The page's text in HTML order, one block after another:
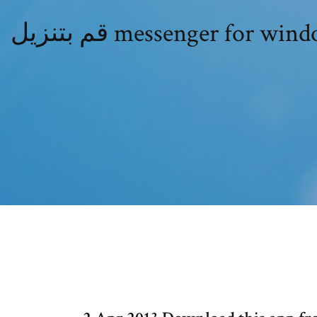
قم بتنزيل messenger for windows phone # q = قم بتنزيل messenger لنظام التشغيل windows